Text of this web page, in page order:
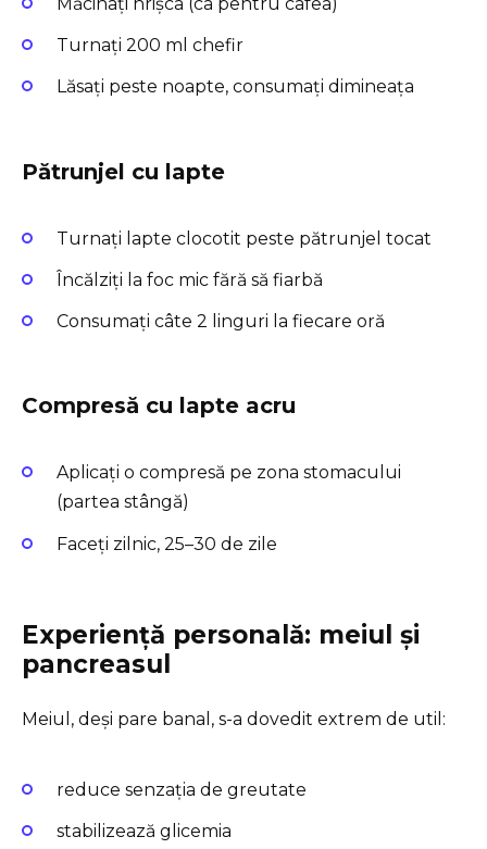
Turnați 200 ml chefir
Lăsați peste noapte, consumați dimineața
Pătrunjel cu lapte
Turnați lapte clocotit peste pătrunjel tocat
Încălziți la foc mic fără să fiarbă
Consumați câte 2 linguri la fiecare oră
Compresă cu lapte acru
Aplicați o compresă pe zona stomacului
(partea stângă)
Faceți zilnic, 25–30 de zile
Experiență personală: meiul și
pancreasul
Meiul, deși pare banal, s-a dovedit extrem de util:
reduce senzația de greutate
stabilizează glicemia